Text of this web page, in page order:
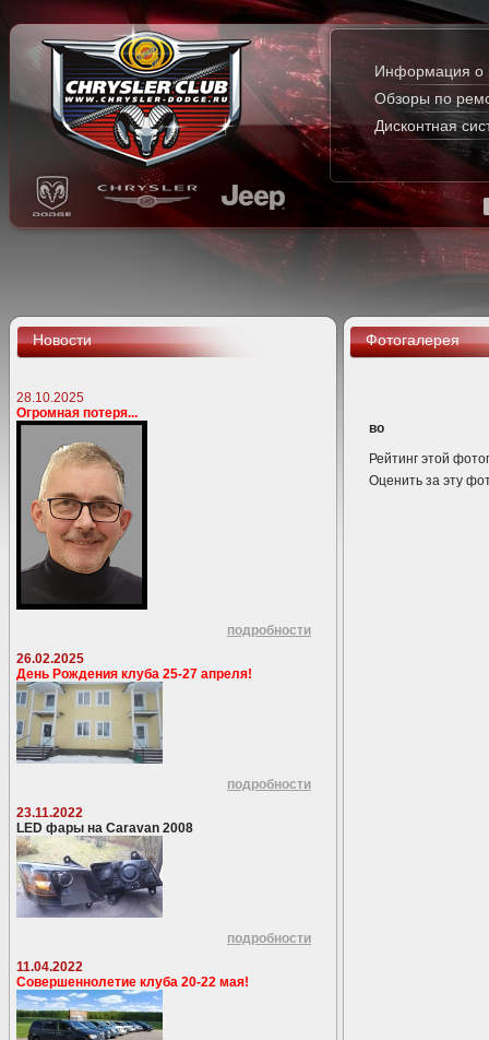
Информация о
Обзоры по
Дисконтная
Новости
28.10.2025
Огромная потеря...
подробности
26.02.2025
День Рождения клуба 25-27 апреля!
подробности
23.11.2022
LED фары на Caravan 2008
подробности
11.04.2022
Совершеннолетие клуба 20-22 мая!
Фотогалерея
во
Рейтинг этой
Оценить за эту